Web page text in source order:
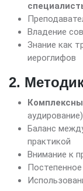
Владение
Знание как
иероглифов
2.
аудирование)
Баланс
практикой
Внимание к